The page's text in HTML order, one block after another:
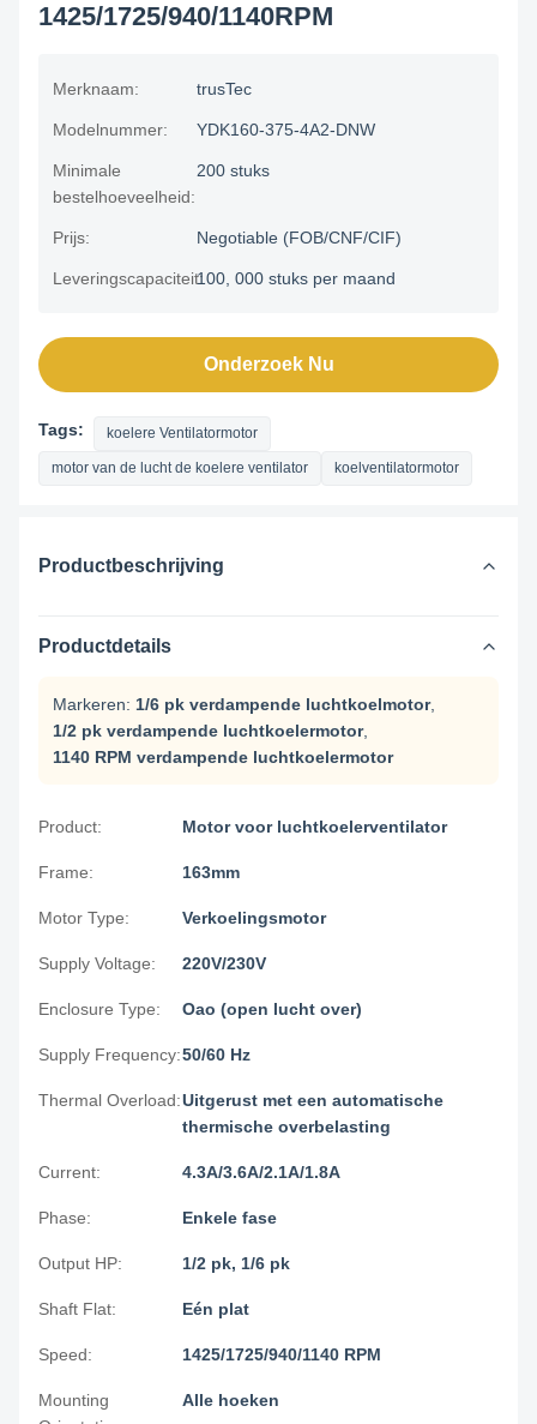
1425/1725/940/1140RPM
Merknaam: trusTec
Modelnummer: YDK160-375-4A2-DNW
Minimale
bestelhoeveelheid:
200 stuks
Prijs: Negotiable (FOB/CNF/CIF)
Leveringscapaciteit:100, 000 stuks per maand
Onderzoek Nu
Tags: koelere Ventilatormotor
motor van de lucht de koelere ventilator koelventilatormotor
Productbeschrijving
Productdetails
Markeren: 1/6 pk verdampende luchtkoelmotor,
1/2 pk verdampende luchtkoelermotor,
1140 RPM verdampende luchtkoelermotor
Product: Motor voor luchtkoelerventilator
Frame: 163mm
Motor Type: Verkoelingsmotor
Supply Voltage: 220V/230V
Enclosure Type: Oao (open lucht over)
Supply Frequency:50/60 Hz
Thermal Overload:Uitgerust met een automatische
thermische overbelasting
Current: 4.3A/3.6A/2.1A/1.8A
Phase: Enkele fase
Output HP: 1/2 pk, 1/6 pk
Shaft Flat: Eén plat
Speed: 1425/1725/940/1140 RPM
Mounting
Alle hoeken